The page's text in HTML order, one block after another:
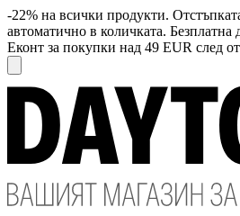
-22% на всички продукти.
автоматично в количката. Безплатна
Еконт за покупки над 49 EUR след